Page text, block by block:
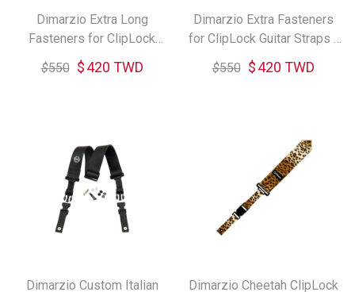
Dimarzio Extra Long
Fasteners for ClipLock
Guitar Straps - Black
$550 $420 TWD
Dimarzio Extra Fasteners
for ClipLock Guitar Straps -
Black
$550 $420 TWD
Dimarzio Custom Italian
Dimarzio Cheetah ClipLock